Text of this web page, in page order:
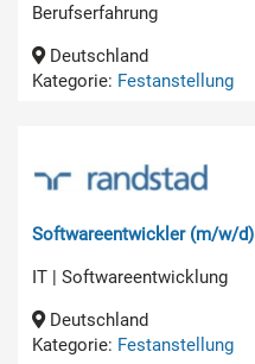
Berufserfahrung
Deutschland
Kategorie: Festanstellung
Softwareentwickler (m/w/d)
IT | Softwareentwicklung
Deutschland
Kategorie: Festanstellung